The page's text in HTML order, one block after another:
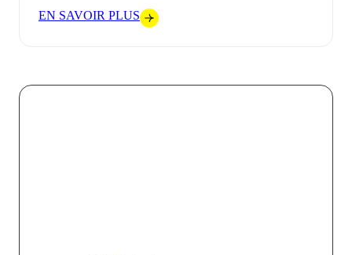
EN SAVOIR PLUS